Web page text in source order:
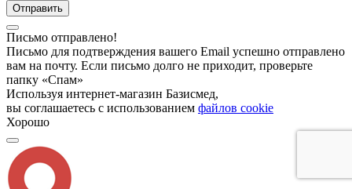
Отправить
Письмо отправлено!
Письмо для подтверждения вашего Email успешно отправлено
вам на почту. Если письмо долго не приходит, проверьте
папку «Спам»
Используя интернет-магазин Базисмед,
вы соглашаетесь с использованием файлов cookie
Хорошо